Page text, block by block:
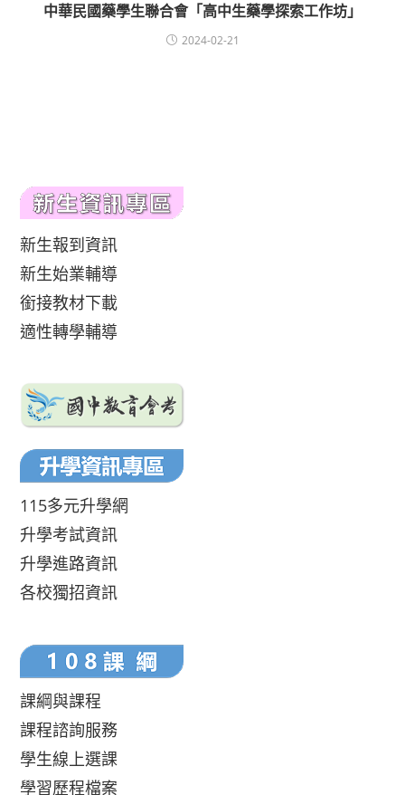
中華民國藥學生聯合會「高中生藥學探索工作坊」
2024-02-21
新生報到資訊
新生始業輔導
銜接教材下載
適性轉學輔導
115多元升學網
升學考試資訊
升學進路資訊
各校獨招資訊
課綱與課程
課程諮詢服務
學生線上選課
學習歷程檔案